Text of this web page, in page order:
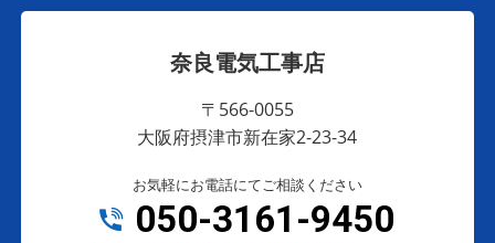
奈良電気工事店
〒566-0055
大阪府摂津市新在家2-23-34
お気軽にお電話にてご相談ください
050-3161-9450